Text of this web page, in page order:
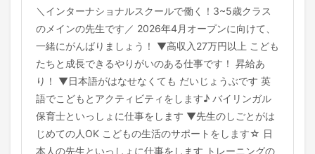
＼インターナショナルスクールで働く！3~5歳クラス
のメインの先生です／ 2026年4月オープンに向けて、
一緒にがんばりましょう！ ▼高収入27万円以上 こども
たちと成長できるやりがいのある仕事です！ 昇給あ
り！ ▼日本語がはなせなくても だいじょうぶです 英
語でこどもとアクティビティをします♪ バイリンガル
保育士といっしょに仕事をします ▼先生のしごとがは
じめての人OK こどもの生活のサポートをします☆ 日
本人の先生といっしょに仕事をします トレーニングの